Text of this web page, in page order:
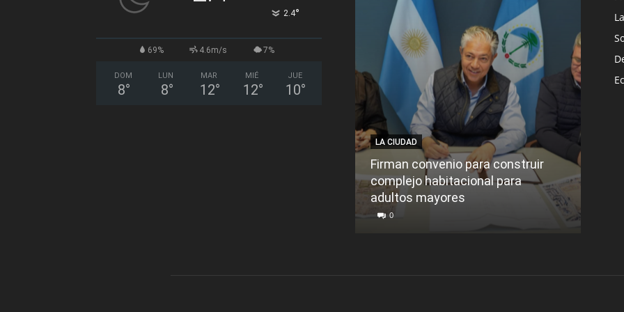
2.4°
69% 4.6m/s 7%
DOM
8°
LUN
8°
MAR
12°
MIÉ
12°
JUE
10°
LA CIUDAD
Firman convenio para construir
complejo habitacional para
adultos mayores
0